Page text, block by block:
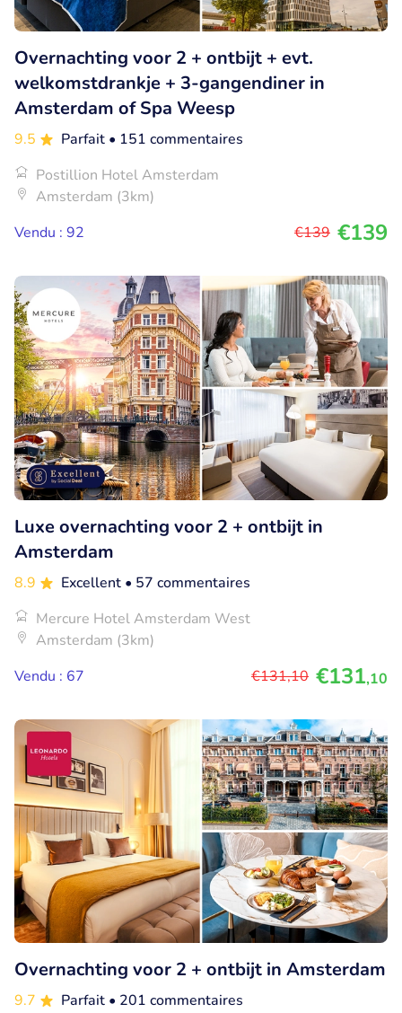
Overnachting voor 2 + ontbijt + evt.
welkomstdrankje + 3-gangendiner in
Amsterdam of Spa Weesp
9.5 Parfait • 151 commentaires
Postillion Hotel Amsterdam
Amsterdam (3km)
Vendu : 92
€139 €139
Luxe overnachting voor 2 + ontbijt in
Amsterdam
8.9 Excellent • 57 commentaires
Mercure Hotel Amsterdam West
Amsterdam (3km)
Vendu : 67
€131,10 €131,10
Overnachting voor 2 + ontbijt in Amsterdam
9.7 Parfait • 201 commentaires